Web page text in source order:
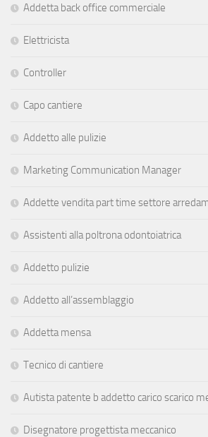
Addetta back office commerciale
Elettricista
Controller
Capo cantiere
Addetto alle pulizie
Marketing Communication Manager
Addette vendita part time settore
Assistenti alla poltrona odontoiatrica
Addetto pulizie
Addetto all’assemblaggio
Addetta mensa
Tecnico di cantiere
Autista patente b addetto carico scarico
Disegnatore progettista meccanico